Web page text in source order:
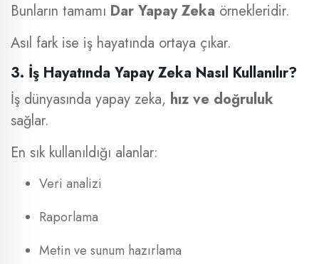
Bunların tamamı Dar Yapay Zeka örnekleridir.
Asıl fark ise iş hayatında ortaya çıkar.
3. İş Hayatında Yapay Zeka Nasıl Kullanılır?
İş dünyasında yapay zeka, hız ve doğruluk
sağlar.
En sık kullanıldığı alanlar:
Veri analizi
Raporlama
Metin ve sunum hazırlama